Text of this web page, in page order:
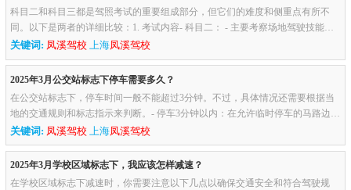
科目二和科目三都是驾照考试的重要组成部分，但它们的难度和侧重点有所不
同。以下是两者的详细比较：1. 考试内容- 科目二： - 主要考察场地驾驶技能，
包括倒车入库、坡道定点停车与起步、侧方停车、曲线行驶、直角转...
关键词: 凤溪驾校 上海 凤溪驾校
2025年3月公交站标志下停车需要多久？
在公交站标志下，停车时间一般不能超过3分钟。不过，具体情况还需要根据当
地的交通规则和标志指示来判断。- 停车3分钟以内：在允许临时停车的马路边，
停车3分钟以内让乘客上下车，一般不会有问题，但驾驶员不能离开机...
关键词: 凤溪驾校 上海凤溪驾校
2025年3月学校区域标志下，我应该怎样减速？
在学校区域标志下减速时，你需要注意以下几点以确保交通安全和符合驾驶规